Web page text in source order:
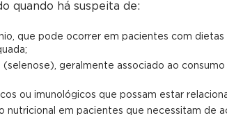
quando há suspeita de:
que pode ocorrer em pacientes com
(selenose), geralmente associado ao
ou imunológicos que possam estar
nutricional em pacientes que necessitam de